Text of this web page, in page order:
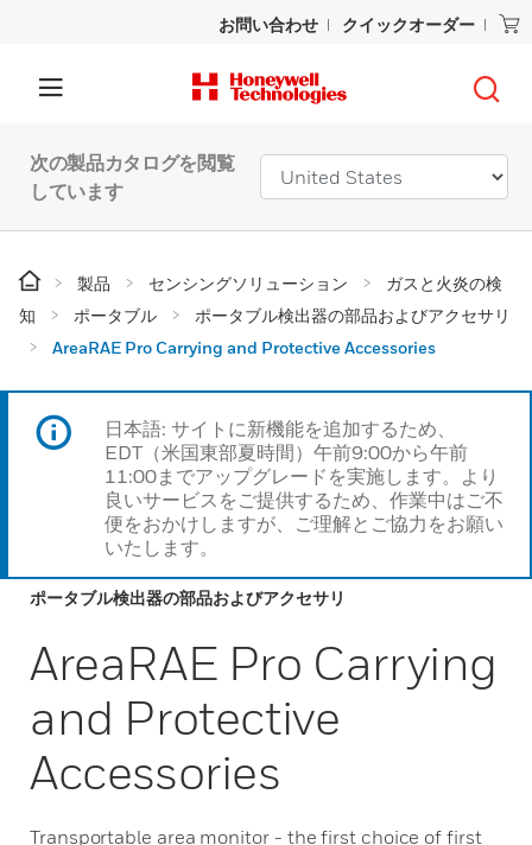
お問い合わせ クイックオーダー
次の製品カタログを閲覧
しています
製品 センシングソリューション
ガスと火炎の検
知
ポータブル
ポータブル検出器の部品およびアクセサリ
AreaRAE Pro Carrying and Protective Accessories
日本語: サイトに新機能を追加するため、
EDT（米国東部夏時間）午前9:00から午前
11:00までアップグレードを実施します。より
良いサービスをご提供するため、作業中はご不
便をおかけしますが、ご理解とご協力をお願い
いたします。
ポータブル検出器の部品およびアクセサリ
AreaRAE Pro Carrying
and Protective
Accessories
Transportable area monitor - the first choice of first